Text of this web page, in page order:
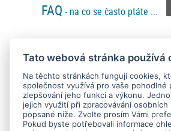
FAQ - na co se často ptáte ...
Platební metody
Tato webová stránka používá
Na těchto stránkách fungují cookies,
společnost využívá pro vaše pohodlné
zlepšování jeho funkcí a výkonu.
jejich využití při zpracovávání osobních
popsané níže. Zvolte prosím Vámi
Pokud byste potřebovali informace